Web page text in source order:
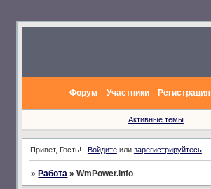
Форум Участники Регистрация
Активные темы
Привет, Гость! Войдитеили зарегистрируйтесь.
» Работа »WmPower.info